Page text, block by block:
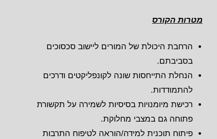
מטרות הקורס
הרחבת היכולת של המורים ליישוב סכסוכים
בסביבתם.
הנחלת התייחסות שונה לקונפליקטים ודרכים
להתמודדות.
רכישת מיומנויות בסיסיות לשמירה על תקשורת
פתוחה גם במצבי מחלוקת.
פיתוח תוכנית למידה/הוראה לטיפוח התרבות